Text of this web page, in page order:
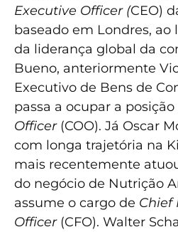
Executive Officer (CEO)
baseado em Londres,
da liderança global da
Bueno, anteriormente
Executivo de Bens de
passa a ocupar a posição
Officer(COO). Já Oscar
com longa trajetória na
mais recentemente
do negócio de Nutrição
assume o cargo de Chief
Officer(CFO). Walter